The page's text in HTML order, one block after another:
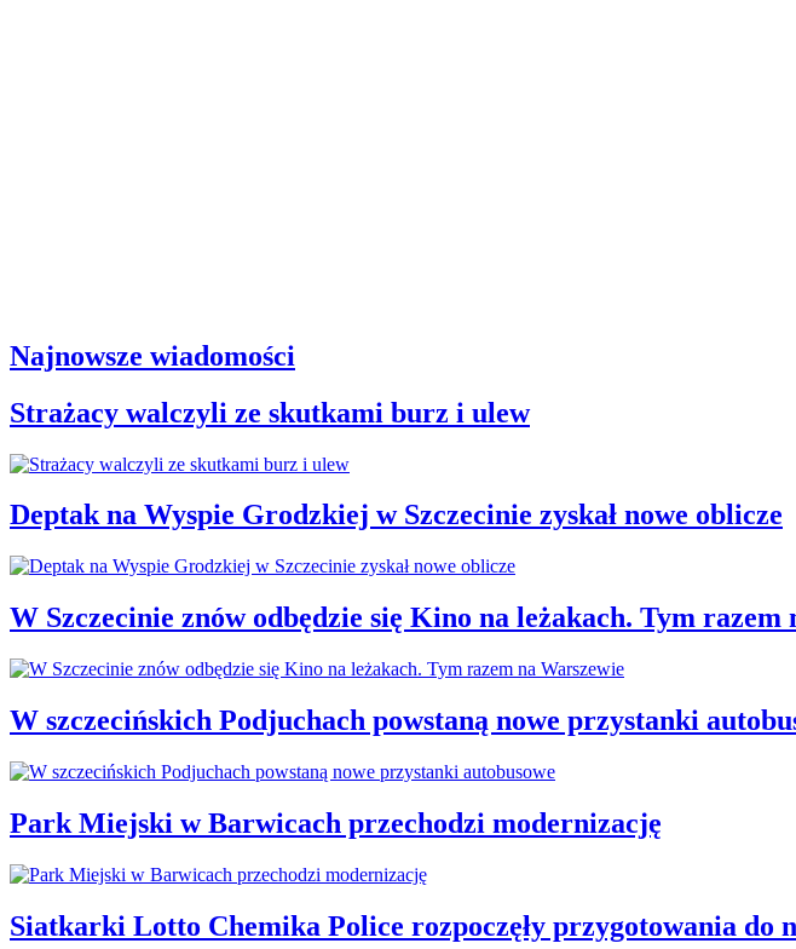
Najnowsze wiadomości
Strażacy walczyli ze skutkami burz i ulew
Deptak na Wyspie Grodzkiej w Szczecinie zyskał nowe oblicze
W Szczecinie znów odbędzie się Kino na leżakach. Tym razem
W szczecińskich Podjuchach powstaną nowe przystanki
Park Miejski w Barwicach przechodzi modernizację
Siatkarki Lotto Chemika Police rozpoczęły przygotowania do